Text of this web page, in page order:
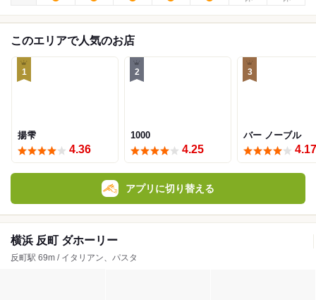
このエリアで人気のお店
1
揚雫
4.36
2
1000
4.25
3
バー ノーブル
4.17
アプリに切り替える
横浜 反町 ダホーリー
反町駅 69m / イタリアン、パスタ